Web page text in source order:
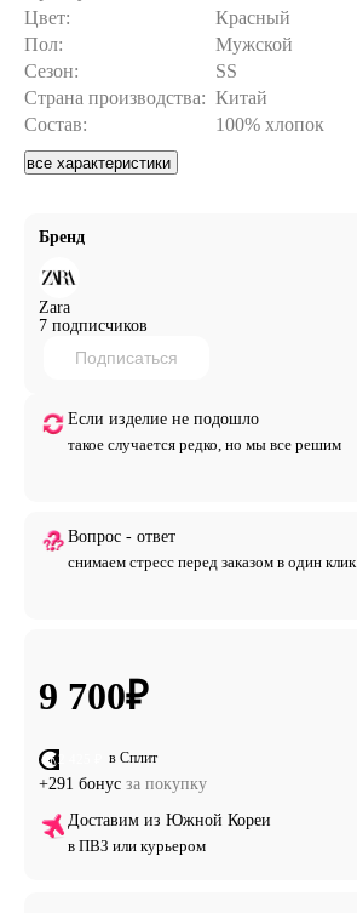
Цвет:
Красный
Пол:
Мужской
Сезон:
SS
Страна производства: Китай
Состав:
100% хлопок
все характеристики
Бренд
Zara
7 подписчиков
Подписаться
Если изделие не подошло
такое случается редко, но мы все решим
Вопрос - ответ
снимаем стресс перед заказом в один клик
9 700₽
от 2 425 ₽ в Сплит
+291 бонус за покупку
Доставим из Южной Кореи
в ПВЗ или курьером